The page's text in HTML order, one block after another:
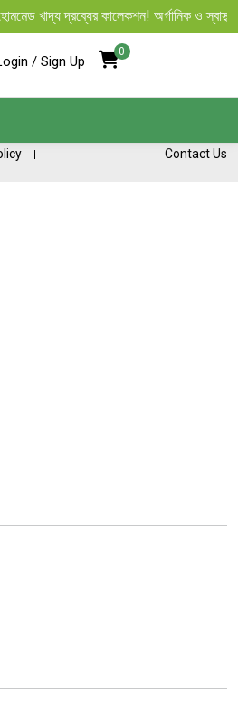
খাদ্য দ্রব্যের কালেকশন! অর্গানিক ও
/ Sign Up
0
Contact Us